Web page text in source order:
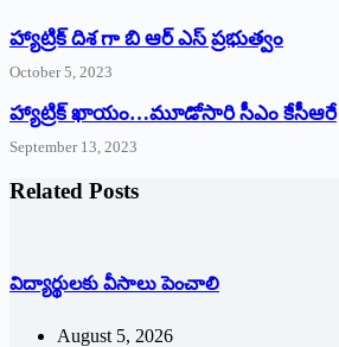
హ్యాట్రిక్ దిశ గా బి ఆర్ ఎస్ ప్రభుత్వం
October 5, 2023
హ్యాట్రిక్‌ ‌ఖాయం…మూడోసారి సీఎం కేసీఆరే
September 13, 2023
Related Posts
విద్యార్థులకు వీసాలు పెంచాలి
August 5, 2026